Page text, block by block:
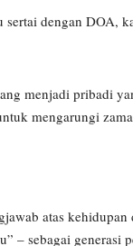
dengan DOA,
menjadi pribadi
mengarungi
atas
– sebagai